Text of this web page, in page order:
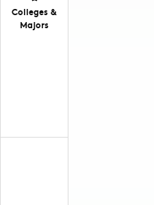
Colleges &
Majors